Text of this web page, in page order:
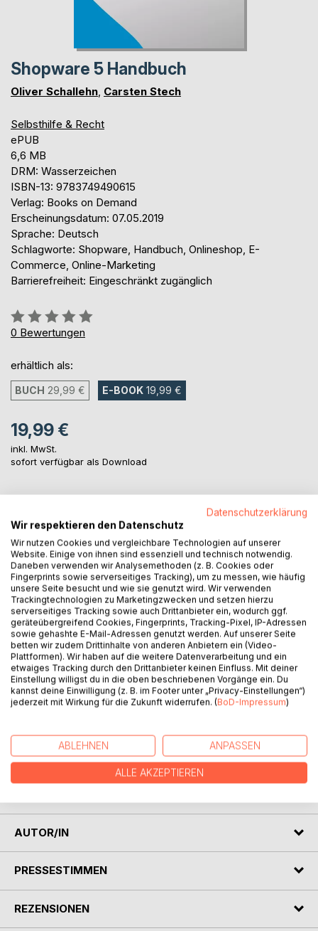
Shopware 5 Handbuch
Oliver Schallehn, Carsten Stech
Selbsthilfe & Recht
ePUB
6,6 MB
DRM: Wasserzeichen
ISBN-13: 9783749490615
Verlag: Books on Demand
Erscheinungsdatum: 07.05.2019
Sprache: Deutsch
Schlagworte: Shopware, Handbuch, Onlineshop, E-
Commerce, Online-Marketing
Barrierefreiheit: Eingeschränkt zugänglich
Bewertung::
0%
0 Bewertungen
erhältlich als:
BUCH 29,99 € E-BOOK 19,99 €
19,99 €
inkl. MwSt.
sofort verfügbar als Download
Auf die Merkliste
Titel bewerten
BESCHREIBUNG
Praxiseinsatz genau die Unterstützung, die sie für die
sichere und erfolgreiche Arbeit mit Shopware 5 brauchen:
konkrete Problemstellungen und nachvollziehbare
Lösungen in anschaulichen Schritt-für-Schritt-Anleitungen
AUTOR/IN
PRESSESTIMMEN
REZENSIONEN
Datenschutzerklärung
Wir respektieren den Datenschutz
Wir nutzen Cookies und vergleichbare Technologien auf unserer
Website. Einige von ihnen sind essenziell und technisch notwendig.
Daneben verwenden wir Analysemethoden (z. B. Cookies oder
Fingerprints sowie serverseitiges Tracking), um zu messen, wie häufig
unsere Seite besucht und wie sie genutzt wird. Wir verwenden
Trackingtechnologien zu Marketingzwecken und setzen hierzu
serverseitiges Tracking sowie auch Drittanbieter ein, wodurch ggf.
geräteübergreifend Cookies, Fingerprints, Tracking-Pixel, IP-Adressen
sowie gehashte E-Mail-Adressen genutzt werden. Auf unserer Seite
betten wir zudem Drittinhalte von anderen Anbietern ein (Video-
Plattformen). Wir haben auf die weitere Datenverarbeitung und ein
etwaiges Tracking durch den Drittanbieter keinen Einfluss. Mit deiner
Einstellung willigst du in die oben beschriebenen Vorgänge ein. Du
kannst deine Einwilligung (z. B. im Footer unter „Privacy-Einstellungen“)
jederzeit mit Wirkung für die Zukunft widerrufen. (BoD-Impressum)
ABLEHNEN ANPASSEN
ALLE AKZEPTIEREN